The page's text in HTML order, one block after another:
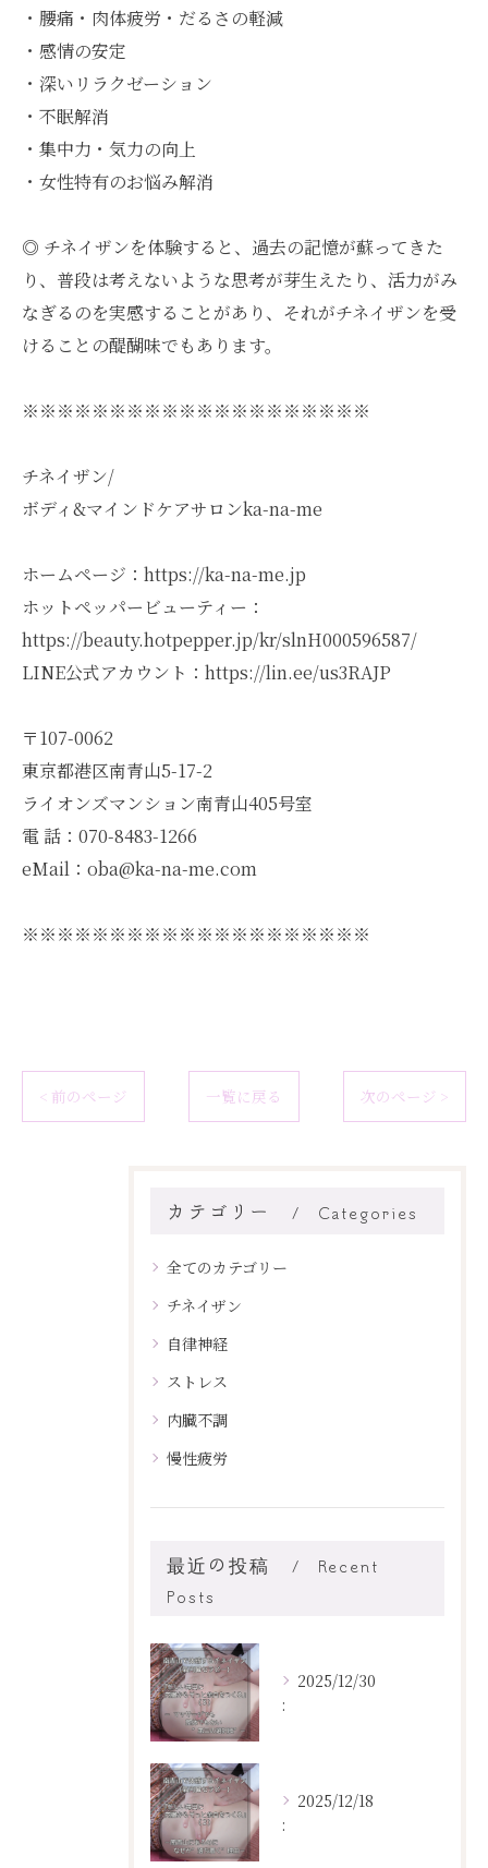
・腰痛・肉体疲労・だるさの軽減
・感情の安定
・深いリラクゼーション
・不眠解消
・集中力・気力の向上
・女性特有のお悩み解消
◎ チネイザンを体験すると、過去の記憶が蘇ってきた
り、普段は考えないような思考が芽生えたり、活力がみ
なぎるのを実感することがあり、それがチネイザンを受
けることの醍醐味でもあります。
※※※※※※※※※※※※※※※※※※※※
チネイザン/
ボディ&マインドケアサロンka-na-me
ホームページ：https://ka-na-me.jp
ホットペッパービューティー：
https://beauty.hotpepper.jp/kr/slnH000596587/
LINE公式アカウント：https://lin.ee/us3RAJP
〒107-0062
東京都港区南青山5-17-2
ライオンズマンション南青山405号室
電 話：070-8483-1266
eMail：oba@ka-na-me.com
※※※※※※※※※※※※※※※※※※※※
< 前のページ 一覧に戻る 次のページ >
カテゴリー Categories
全てのカテゴリー
チネイザン
自律神経
ストレス
内臓不調
慢性疲労
最近の投稿
Recent
Posts
2025/12/30
:
2025/12/18
: